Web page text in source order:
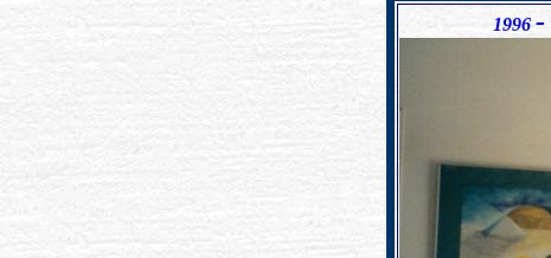
1996 -